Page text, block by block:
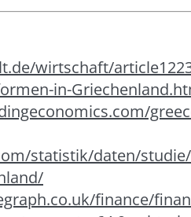
wirtschaft/
in-
statistik/daten/
finance/